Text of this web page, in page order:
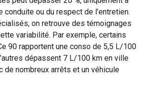
conduite ou du respect de l’entretien.
on retrouve des témoignages
variabilité. Par exemple, certains
90 rapportent une conso de 5,5 L/100
dépassent 7 L/100 km en ville
de nombreux arrêts et un véhicule